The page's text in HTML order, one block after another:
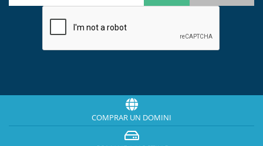
COMPRAR UN DOMINI